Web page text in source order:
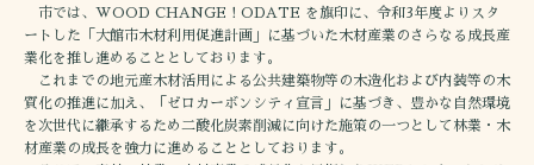
市では、WOOD CHANGE！ODATE を旗印に、令和3年度よりスタ
ートした「大館市木材利用促進計画」に基づいた木材産業のさらなる成長産
業化を推し進めることとしております。
これまでの地元産木材活用による公共建築物等の木造化および内装等の木
質化の推進に加え、「ゼロカーボンシティ宣言」に基づき、豊かな自然環境
を次世代に継承するため二酸化炭素削減に向けた施策の一つとして林業・木
材産業の成長を強力に進めることとしております。